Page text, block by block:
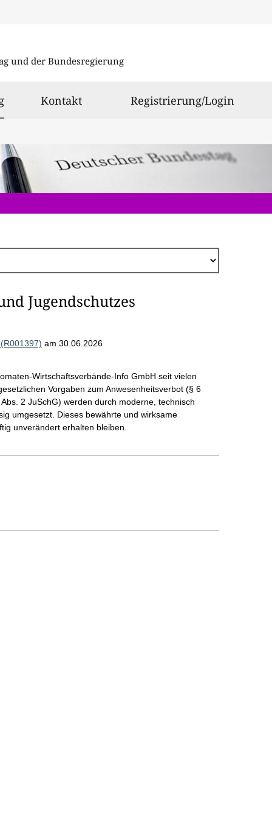
und der Bundesregierung
ausgewählt
Kontakt Registrierung/Login
Jugendschutzes
am 30.06.2026
Wirtschaftsverbände-Info GmbH seit vielen
Vorgaben zum Anwesenheitsverbot (§ 6
2 JuSchG) werden durch moderne, technisch
umgesetzt. Dieses bewährte und wirksame
unverändert erhalten bleiben.